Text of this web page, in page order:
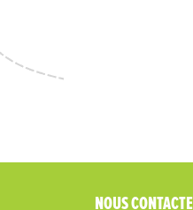
NOUS